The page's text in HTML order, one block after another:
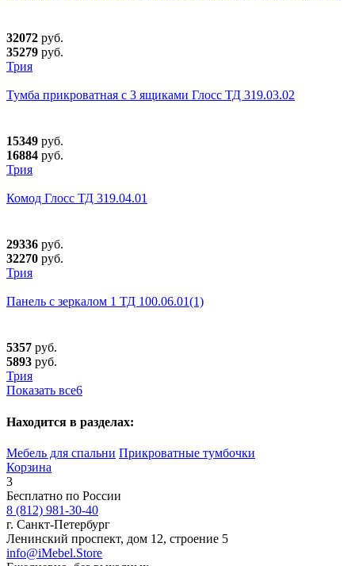
32072 руб.
35279 руб.
Трия
Тумба прикроватная с 3 ящиками Глосс ТД 319.03.02
15349 руб.
16884 руб.
Трия
Комод Глосс ТД 319.04.01
29336 руб.
32270 руб.
Трия
Панель с зеркалом 1 ТД 100.06.01(1)
5357 руб.
5893 руб.
Трия
Показать все6
Находится в разделах:
Мебель для спальни Прикроватные тумбочки
Корзина
3
Бесплатно по России
8 (812) 981-30-40
г. Санкт-Петербург
Ленинский проспект, дом 12, строение 5
info@iMebel.Store